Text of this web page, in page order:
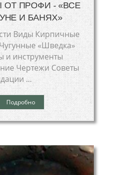
ОТ ПРОФИ - «ВСЕ
И БАНЯХ»
Виды Кирпичные
«Шведка»
и инструменты
Чертежи Советы
...
Подробно